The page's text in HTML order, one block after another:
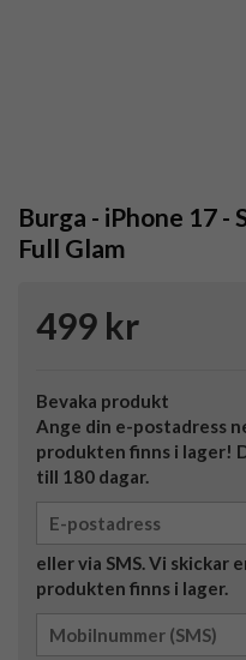
Burga - iPhone 17 -
Full Glam
499 kr
Bevaka produkt
Ange din e-postadress
produkten finns i lager!
till 180 dagar.
eller via SMS. Vi skickar
produkten finns i lager.